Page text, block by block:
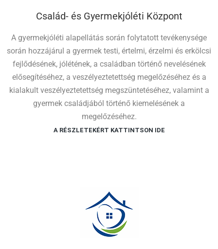
Család- és Gyermekjóléti Központ
A gyermekjóléti alapellátás során folytatott tevékenysége
során hozzájárul a gyermek testi, értelmi, érzelmi és erkölcsi
fejlődésének, jólétének, a családban történő nevelésének
elősegítéséhez, a veszélyeztetettség megelőzéséhez és a
kialakult veszélyeztetettség megszüntetéséhez, valamint a
gyermek családjából történő kiemelésének a
megelőzéséhez.
A RÉSZLETEKÉRT KATTINTSON IDE